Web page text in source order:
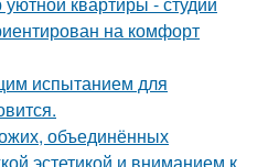
на комфорт
испытанием для
объединённых